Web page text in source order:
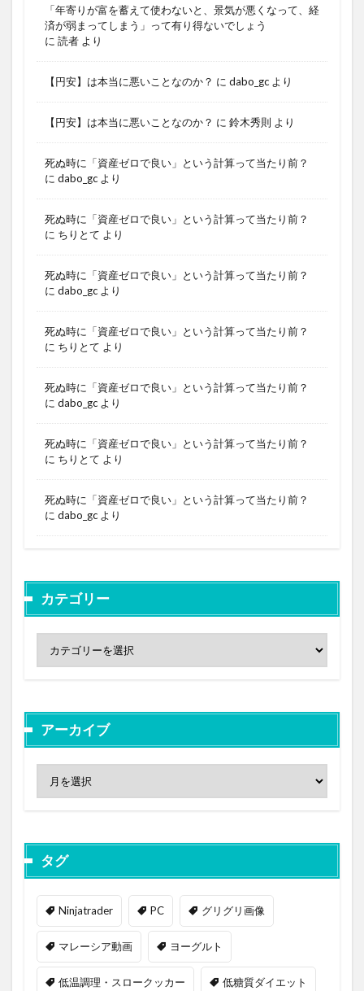
「年寄りが富を蓄えて使わないと、景気が悪くなって、経
済が弱まってしまう」って有り得ないでしょう
に 読者 より
【円安】は本当に悪いことなのか？ に dabo_gc より
【円安】は本当に悪いことなのか？ に 鈴木秀則 より
死ぬ時に「資産ゼロで良い」という計算って当たり前？
に dabo_gc より
死ぬ時に「資産ゼロで良い」という計算って当たり前？
に ちりとて より
死ぬ時に「資産ゼロで良い」という計算って当たり前？
に dabo_gc より
死ぬ時に「資産ゼロで良い」という計算って当たり前？
に ちりとて より
死ぬ時に「資産ゼロで良い」という計算って当たり前？
に dabo_gc より
死ぬ時に「資産ゼロで良い」という計算って当たり前？
に ちりとて より
死ぬ時に「資産ゼロで良い」という計算って当たり前？
に dabo_gc より
カテゴリー
アーカイブ
タグ
Ninjatrader PC グリグリ画像
マレーシア動画 ヨーグルト
低温調理・スロークッカー 低糖質ダイエット